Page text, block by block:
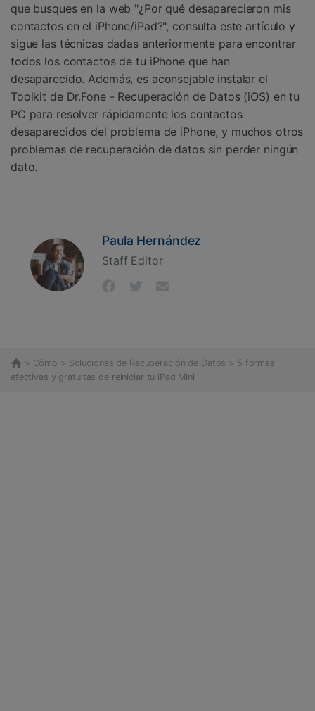
que busques en la web "¿Por qué desaparecieron mis
contactos en el iPhone/iPad?", consulta este artículo y
sigue las técnicas dadas anteriormente para encontrar
todos los contactos de tu iPhone que han
desaparecido. Además, es aconsejable instalar el
Toolkit de Dr.Fone - Recuperación de Datos (iOS) en tu
PC para resolver rápidamente los contactos
desaparecidos del problema de iPhone, y muchos otros
problemas de recuperación de datos sin perder ningún
dato.
Paula Hernández
Staff Editor
> Cómo > Soluciones de Recuperación de Datos > 5 formas
efectivas y gratuitas de reiniciar tu iPad Mini